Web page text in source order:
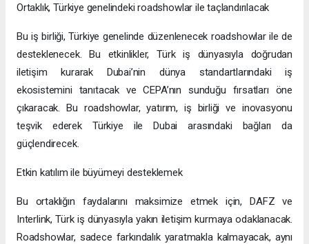
Ortaklık, Türkiye genelindeki roadshowlar ile taçlandırılacak
Bu iş birliği, Türkiye genelinde düzenlenecek roadshowlar ile de
desteklenecek. Bu etkinlikler, Türk iş dünyasıyla doğrudan
iletişim kurarak Dubai’nin dünya standartlarındaki iş
ekosistemini tanıtacak ve CEPA’nın sunduğu fırsatları öne
çıkaracak. Bu roadshowlar, yatırım, iş birliği ve inovasyonu
teşvik ederek Türkiye ile Dubai arasındaki bağları da
güçlendirecek.
Etkin katılım ile büyümeyi desteklemek
Bu ortaklığın faydalarını maksimize etmek için, DAFZ ve
Interlink, Türk iş dünyasıyla yakın iletişim kurmaya odaklanacak.
Roadshowlar, sadece farkındalık yaratmakla kalmayacak, aynı